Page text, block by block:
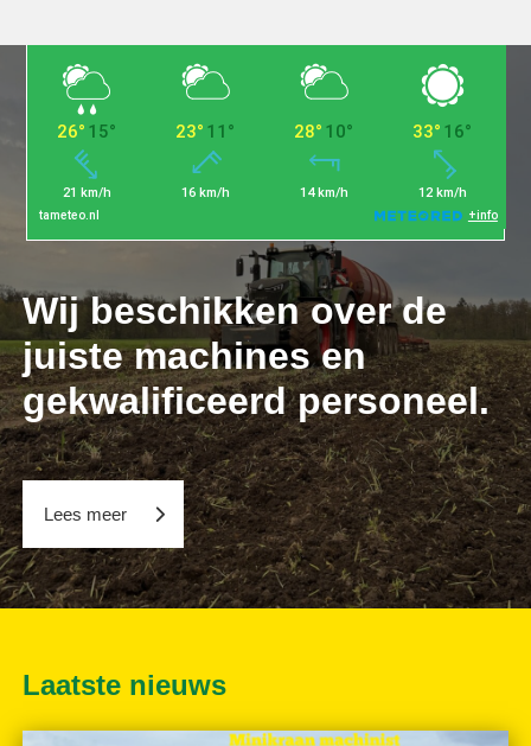
Wij beschikken over de
juiste machines en
gekwalificeerd personeel.
Lees meer
Laatste nieuws